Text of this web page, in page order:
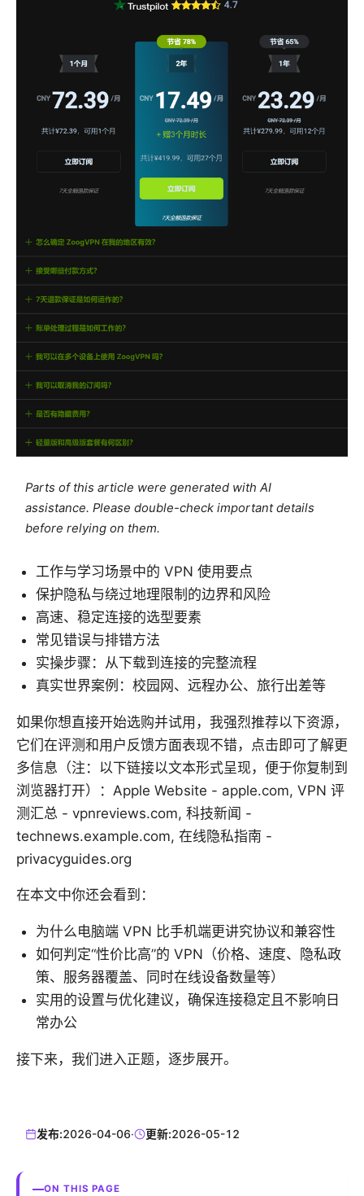
Parts of this article were generated with AI
assistance. Please double-check important details
before relying on them.
工作与学习场景中的 VPN 使用要点
保护隐私与绕过地理限制的边界和风险
高速、稳定连接的选型要素
常见错误与排错方法
实操步骤：从下载到连接的完整流程
真实世界案例：校园网、远程办公、旅行出差等
如果你想直接开始选购并试用，我强烈推荐以下资源，
它们在评测和用户反馈方面表现不错，点击即可了解更
多信息（注：以下链接以文本形式呈现，便于你复制到
浏览器打开）：Apple Website - apple.com, VPN 评
测汇总 - vpnreviews.com, 科技新闻 -
technews.example.com, 在线隐私指南 -
privacyguides.org
在本文中你还会看到：
为什么电脑端 VPN 比手机端更讲究协议和兼容性
如何判定“性价比高”的 VPN（价格、速度、隐私政
策、服务器覆盖、同时在线设备数量等）
实用的设置与优化建议，确保连接稳定且不影响日
常办公
接下来，我们进入正题，逐步展开。
发布:2026-04-06· 更新:2026-05-12
ON THIS PAGE